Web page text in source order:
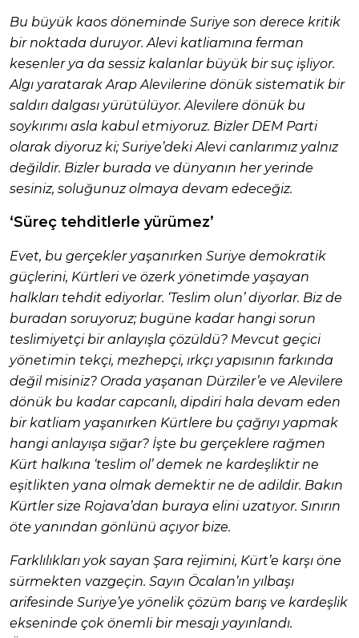
Bu büyük kaos döneminde Suriye son derece kritik
bir noktada duruyor. Alevi katliamına ferman
kesenler ya da sessiz kalanlar büyük bir suç işliyor.
Algı yaratarak Arap Alevilerine dönük sistematik bir
saldırı dalgası yürütülüyor. Alevilere dönük bu
soykırımı asla kabul etmiyoruz. Bizler DEM Parti
olarak diyoruz ki; Suriye’deki Alevi canlarımız yalnız
değildir. Bizler burada ve dünyanın her yerinde
sesiniz, soluğunuz olmaya devam edeceğiz.
‘Süreç tehditlerle yürümez’
Evet, bu gerçekler yaşanırken Suriye demokratik
güçlerini, Kürtleri ve özerk yönetimde yaşayan
halkları tehdit ediyorlar. ‘Teslim olun’ diyorlar. Biz de
buradan soruyoruz; bugüne kadar hangi sorun
teslimiyetçi bir anlayışla çözüldü? Mevcut geçici
yönetimin tekçi, mezhepçi, ırkçı yapısının farkında
değil misiniz? Orada yaşanan Dürziler’e ve Alevilere
dönük bu kadar capcanlı, dipdiri hala devam eden
bir katliam yaşanırken Kürtlere bu çağrıyı yapmak
hangi anlayışa sığar? İşte bu gerçeklere rağmen
Kürt halkına ‘teslim ol’ demek ne kardeşliktir ne
eşitlikten yana olmak demektir ne de adildir. Bakın
Kürtler size Rojava’dan buraya elini uzatıyor. Sınırın
öte yanından gönlünü açıyor bize.
Farklılıkları yok sayan Şara rejimini, Kürt’e karşı öne
sürmekten vazgeçin. Sayın Öcalan’ın yılbaşı
arifesinde Suriye’ye yönelik çözüm barış ve kardeşlik
ekseninde çok önemli bir mesajı yayınlandı.